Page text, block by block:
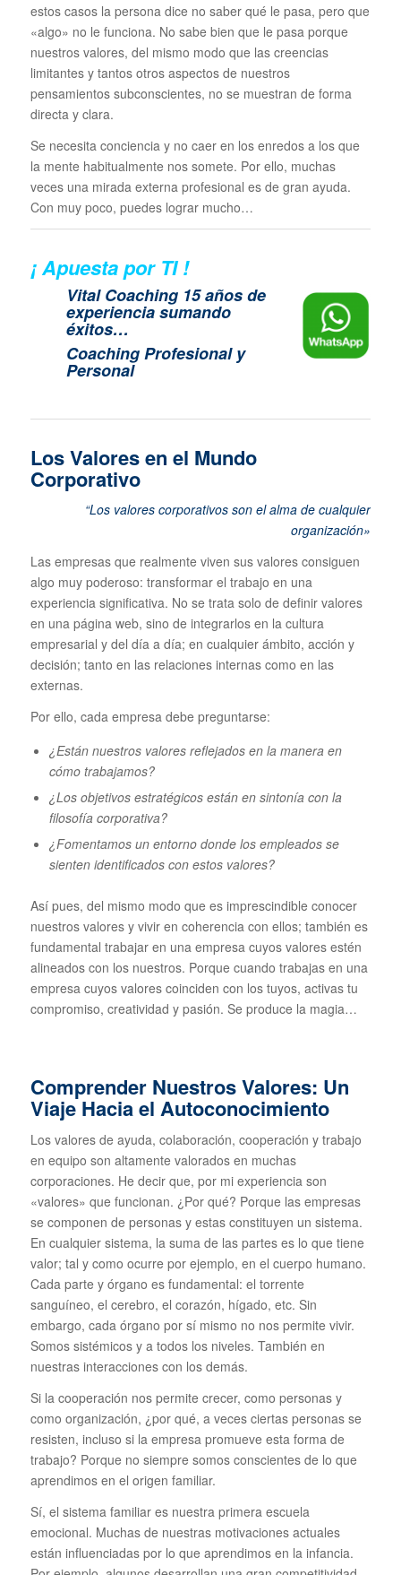
estos casos la persona dice no saber qué le pasa, pero que
«algo» no le funciona. No sabe bien que le pasa porque
nuestros valores, del mismo modo que las creencias
limitantes y tantos otros aspectos de nuestros
pensamientos subconscientes, no se muestran de forma
directa y clara.
Se necesita conciencia y no caer en los enredos a los que
la mente habitualmente nos somete. Por ello, muchas
veces una mirada externa profesional es de gran ayuda.
Con muy poco, puedes lograr mucho…
¡ Apuesta por TI !
Vital Coaching 15 años de
experiencia sumando
éxitos…
Coaching Profesional y
Personal
Los Valores en el Mundo
Corporativo
“Los valores corporativos son el alma de cualquier
organización»
Las empresas que realmente viven sus valores consiguen
algo muy poderoso: transformar el trabajo en una
experiencia significativa. No se trata solo de definir valores
en una página web, sino de integrarlos en la cultura
empresarial y del día a día; en cualquier ámbito, acción y
decisión; tanto en las relaciones internas como en las
externas.
Por ello, cada empresa debe preguntarse:
¿Están nuestros valores reflejados en la manera en
cómo trabajamos?
¿Los objetivos estratégicos están en sintonía con la
filosofía corporativa?
¿Fomentamos un entorno donde los empleados se
sienten identificados con estos valores?
Así pues, del mismo modo que es imprescindible conocer
nuestros valores y vivir en coherencia con ellos; también es
fundamental trabajar en una empresa cuyos valores estén
alineados con los nuestros. Porque cuando trabajas en una
empresa cuyos valores coinciden con los tuyos, activas tu
compromiso, creatividad y pasión. Se produce la magia…
Comprender Nuestros Valores: Un
Viaje Hacia el Autoconocimiento
Los valores de ayuda, colaboración, cooperación y trabajo
en equipo son altamente valorados en muchas
corporaciones. He decir que, por mi experiencia son
«valores» que funcionan. ¿Por qué? Porque las empresas
se componen de personas y estas constituyen un sistema.
En cualquier sistema, la suma de las partes es lo que tiene
valor; tal y como ocurre por ejemplo, en el cuerpo humano.
Cada parte y órgano es fundamental: el torrente
sanguíneo, el cerebro, el corazón, hígado, etc. Sin
embargo, cada órgano por sí mismo no nos permite vivir.
Somos sistémicos y a todos los niveles. También en
nuestras interacciones con los demás.
Si la cooperación nos permite crecer, como personas y
como organización, ¿por qué, a veces ciertas personas se
resisten, incluso si la empresa promueve esta forma de
trabajo? Porque no siempre somos conscientes de lo que
aprendimos en el origen familiar.
Sí, el sistema familiar es nuestra primera escuela
emocional. Muchas de nuestras motivaciones actuales
están influenciadas por lo que aprendimos en la infancia.